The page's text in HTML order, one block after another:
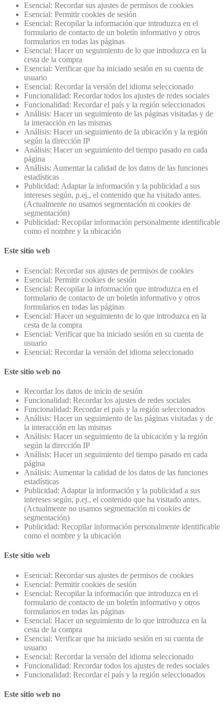
Esencial: Recordar sus ajustes de permisos de cookies
Esencial: Permitir cookies de sesión
Esencial: Recopilar la información que introduzca en el
formulario de contacto de un boletín informativo y otros
formularios en todas las páginas
Esencial: Hacer un seguimiento de lo que introduzca en la
cesta de la compra
Esencial: Verificar que ha iniciado sesión en su cuenta de
usuario
Esencial: Recordar la versión del idioma seleccionado
Funcionalidad: Recordar todos los ajustes de redes sociales
Funcionalidad: Recordar el país y la región seleccionados
Análisis: Hacer un seguimiento de las páginas visitadas y de
la interacción en las mismas
Análisis: Hacer un seguimiento de la ubicación y la región
según la dirección IP
Análisis: Hacer un seguimiento del tiempo pasado en cada
página
Análisis: Aumentar la calidad de los datos de las funciones
estadísticas
Publicidad: Adaptar la información y la publicidad a sus
intereses según, p.ej., el contenido que ha visitado antes.
(Actualmente no usamos segmentación ni cookies de
segmentación)
Publicidad: Recopilar información personalmente identificable
como el nombre y la ubicación
Este sitio web
Esencial: Recordar sus ajustes de permisos de cookies
Esencial: Permitir cookies de sesión
Esencial: Recopilar la información que introduzca en el
formulario de contacto de un boletín informativo y otros
formularios en todas las páginas
Esencial: Hacer un seguimiento de lo que introduzca en la
cesta de la compra
Esencial: Verificar que ha iniciado sesión en su cuenta de
usuario
Esencial: Recordar la versión del idioma seleccionado
Este sitio web no
Recordar los datos de inicio de sesión
Funcionalidad: Recordar los ajustes de redes sociales
Funcionalidad: Recordar el país y la región seleccionados
Análisis: Hacer un seguimiento de las páginas visitadas y de
la interacción en las mismas
Análisis: Hacer un seguimiento de la ubicación y la región
según la dirección IP
Análisis: Hacer un seguimiento del tiempo pasado en cada
página
Análisis: Aumentar la calidad de los datos de las funciones
estadísticas
Publicidad: Adaptar la información y la publicidad a sus
intereses según, p.ej., el contenido que ha visitado antes.
(Actualmente no usamos segmentación ni cookies de
segmentación)
Publicidad: Recopilar información personalmente identificable
como el nombre y la ubicación
Este sitio web
Esencial: Recordar sus ajustes de permisos de cookies
Esencial: Permitir cookies de sesión
Esencial: Recopilar la información que introduzca en el
formulario de contacto de un boletín informativo y otros
formularios en todas las páginas
Esencial: Hacer un seguimiento de lo que introduzca en la
cesta de la compra
Esencial: Verificar que ha iniciado sesión en su cuenta de
usuario
Esencial: Recordar la versión del idioma seleccionado
Funcionalidad: Recordar todos los ajustes de redes sociales
Funcionalidad: Recordar el país y la región seleccionados
Este sitio web no